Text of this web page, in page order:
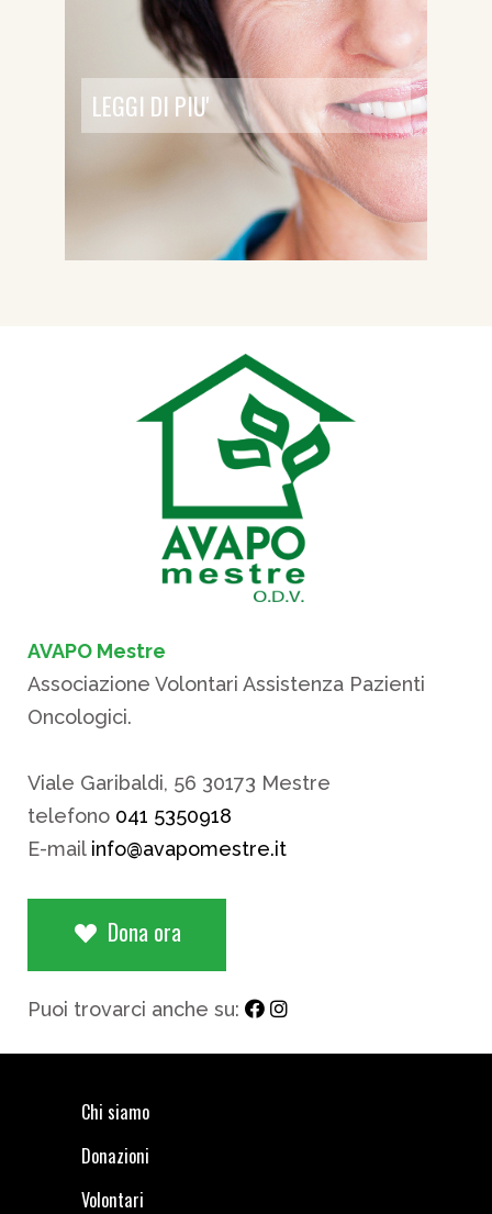
LEGGI DI PIU'
AVAPO Mestre
Associazione Volontari Assistenza Pazienti
Oncologici.
Viale Garibaldi, 56 30173 Mestre
telefono 041 5350918
E-mail info@avapomestre.it
Dona ora
Puoi trovarci anche su:
Chi siamo
Donazioni
Volontari